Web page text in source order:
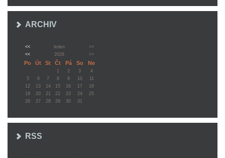
ARCHIV
<< leden
>>
<<
2026 >>
Po Út St Čt Pá So Ne
1 2 3
4
5
6 7 8 9 10
11
12
13 14 15 16 17
18
19
20 21 22 23 24
25
26
27 28 29 30 31
RSS